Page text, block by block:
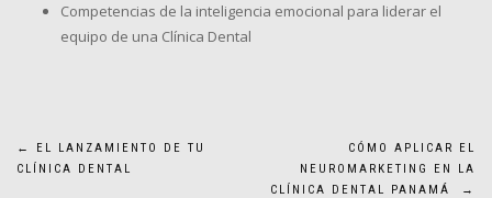
Competencias de la inteligencia emocional para liderar el
equipo de una Clínica Dental
Navegación
←
EL LANZAMIENTO DE TU
CLÍNICA DENTAL
CÓMO APLICAR EL
NEUROMARKETING EN LA
CLÍNICA DENTAL PANAMÁ
→